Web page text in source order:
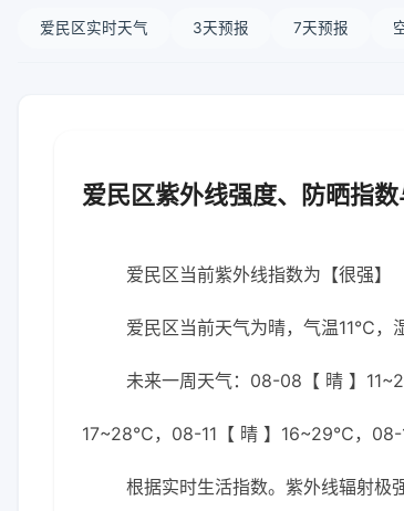
爱民区实时天气 3天预报 7天预报
爱民区紫外线强度、防晒指
爱民区当前紫外线指数为【很强】
爱民区当前天气为晴，气温11℃，
未来一周天气：08-08【 晴 】
17~28℃，08-11【 晴 】16~29℃，
根据实时生活指数。紫外线辐射极